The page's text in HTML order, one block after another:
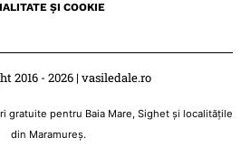
ŞI COOKIE
2016 - 2026 | vasiledale.ro
gratuite pentru Baia Mare, Sighet și localitățile
din Maramureș.